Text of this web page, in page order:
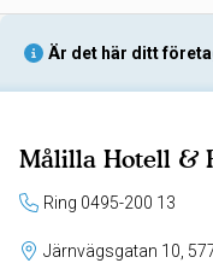
Är det här ditt
Målilla Hotell &
Ring 0495-200 13